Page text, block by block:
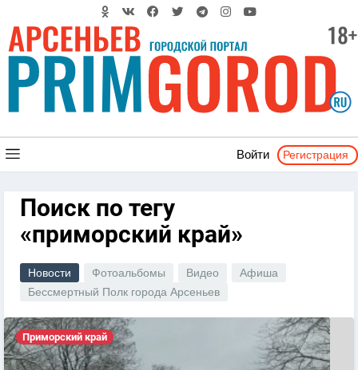
Войти Регистрация
Поиск по тегу
«приморский край»
Новости Фотоальбомы Видео
Афиша
Бессмертный Полк города Арсеньев
Приморский край